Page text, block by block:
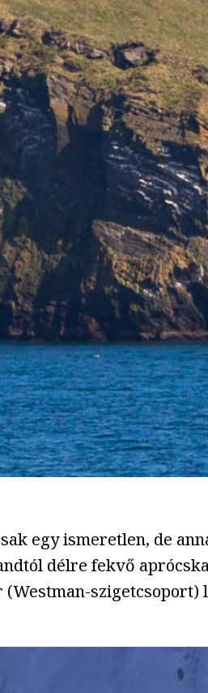
egy ismeretlen, de
délre fekvő
(Westman-